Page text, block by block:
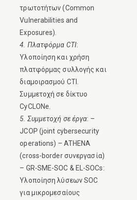
τρωτοτήτων (Common
Vulnerabilities and
Exposures).
4. Πλατφόρμα CTI:
Υλοποίηση και χρήση
πλατφόρμας συλλογής και
διαμοιρασμού CTI.
Συμμετοχή σε δίκτυο
CyCLONe.
5. Συμμετοχή σε έργα: –
JCOP (joint cybersecurity
operations) – ATHENA
(cross-border συνεργασία)
– GR-SME-SOC & EL-SOCs:
Υλοποίηση λύσεων SOC
για μικρομεσαίους